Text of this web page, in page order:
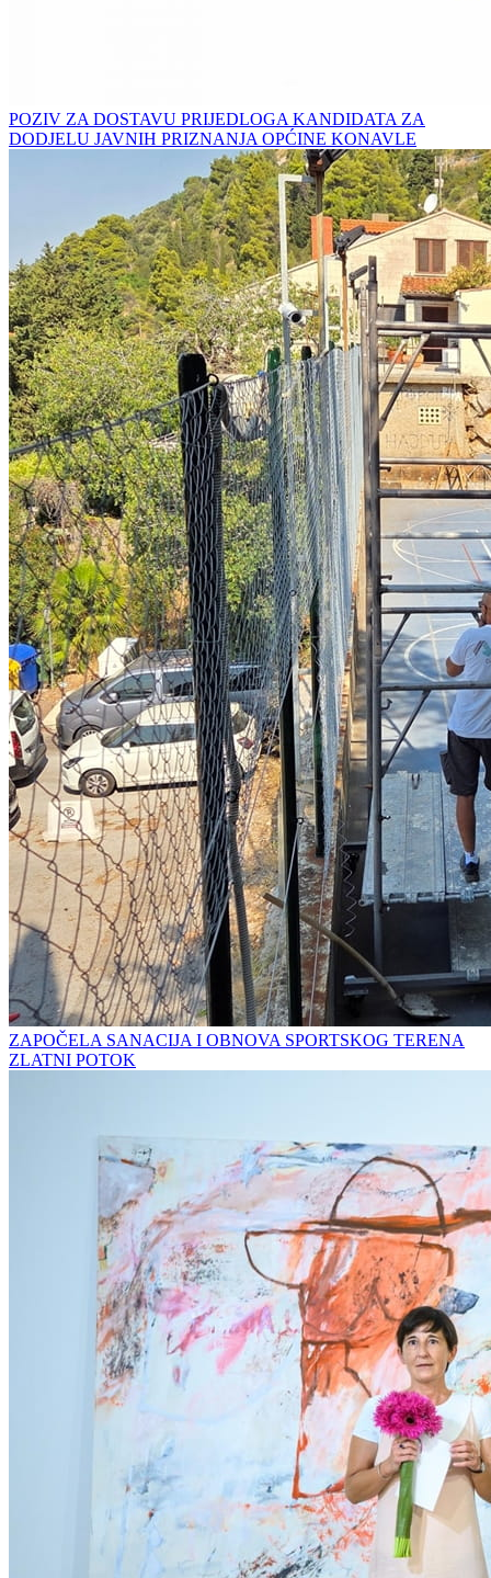
POZIV ZA DOSTAVU PRIJEDLOGA KANDIDATA ZA
DODJELU JAVNIH PRIZNANJA OPĆINE KONAVLE
ZAPOČELA SANACIJA I OBNOVA SPORTSKOG TERENA
ZLATNI POTOK